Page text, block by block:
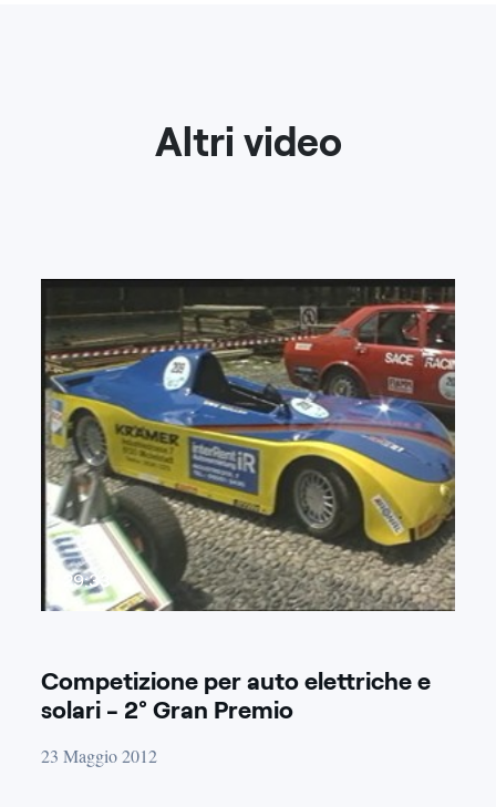
Altri video
29:33
Competizione per auto elettriche e
solari - 2° Gran Premio
23 Maggio 2012